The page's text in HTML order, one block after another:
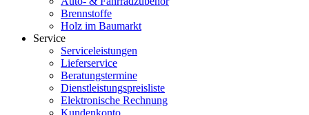
Brennstoffe
Holz im Baumarkt
Service
Serviceleistungen
Lieferservice
Beratungstermine
Dienstleistungspreisliste
Elektronische Rechnung
Kundenkonto